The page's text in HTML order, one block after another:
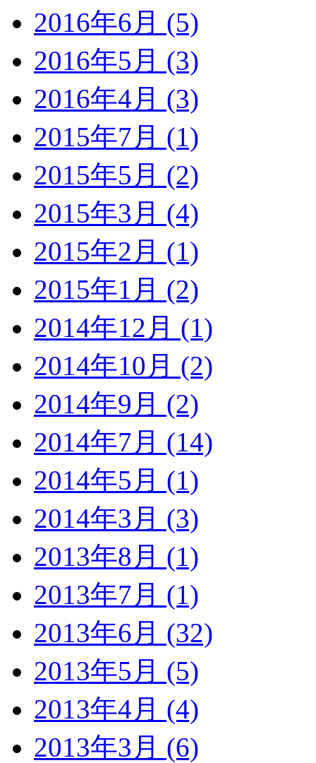
2016年6月 (5)
2016年5月 (3)
2016年4月 (3)
2015年7月 (1)
2015年5月 (2)
2015年3月 (4)
2015年2月 (1)
2015年1月 (2)
2014年12月 (1)
2014年10月 (2)
2014年9月 (2)
2014年7月 (14)
2014年5月 (1)
2014年3月 (3)
2013年8月 (1)
2013年7月 (1)
2013年6月 (32)
2013年5月 (5)
2013年4月 (4)
2013年3月 (6)